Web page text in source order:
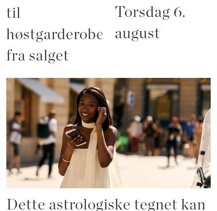
til
høstgarderoben
fra salget
Torsdag 6.
august
Dette astrologiske tegnet kan